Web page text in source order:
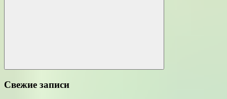
Поиск
Свежие записи